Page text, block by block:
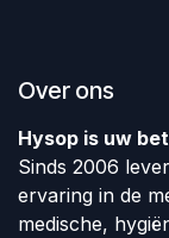
Over ons
Hysop is uw
Sinds 2006
ervaring in de
medische,